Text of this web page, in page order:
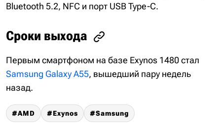
Bluetooth 5.2, NFC и порт USB Type-C.
Сроки выхода
Первым смартфоном на базе Exynos 1480 стал
Samsung Galaxy A55, вышедший пару недель
назад.
AMD Exynos Samsung